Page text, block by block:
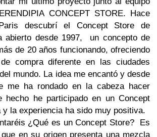
CONCEPT STORE. Hace
descubrí el Concept Store de
abierto desde 1997, un concepto de
de 20 años funcionando, ofreciendo
compra diferente en las ciudades
mundo. La idea me encantó y desde
me ha rondado en la cabeza hacer
hecho he participado en un Concept
y la experiencia ha sido muy positiva.
¿Qué es un Concept Store? Es
en su origen presenta una mezcla